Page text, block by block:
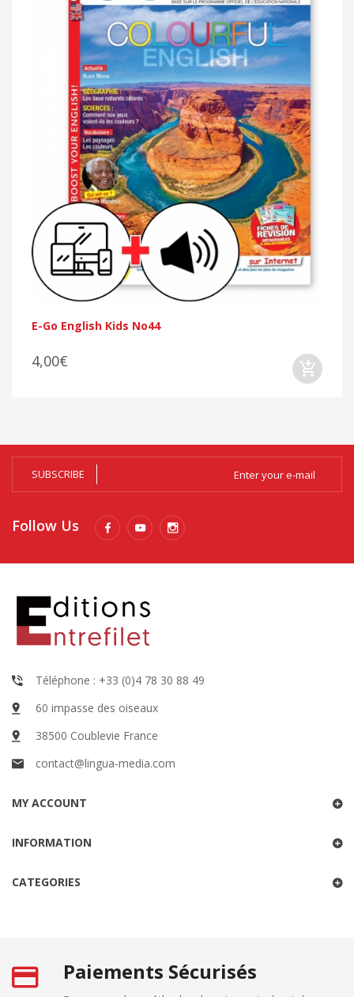
E-Go English Kids No44
4,00€
SUBSCRIBE
Follow Us
Téléphone : +33 (0)4 78 30 88 49
60 impasse des oiseaux
38500 Coublevie France
contact@lingua-media.com
MY ACCOUNT
INFORMATION
CATEGORIES
Paiements Sécurisés